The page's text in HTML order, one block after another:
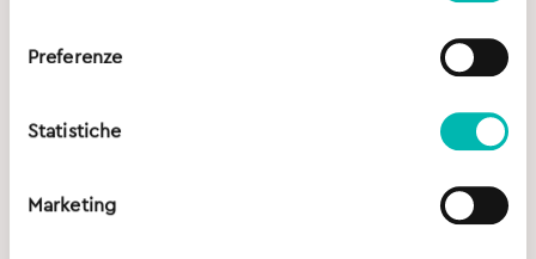
Preferenze
Statistiche
Marketing